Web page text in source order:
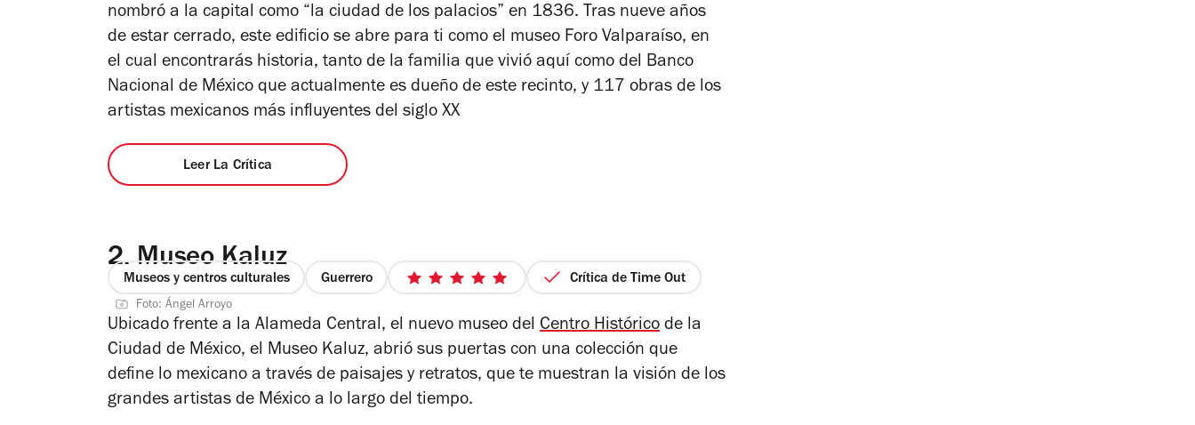
nombró a la capital como “la ciudad de los palacios” en 1836. Tras nueve años
de estar cerrado, este edificio se abre para ti como el museo Foro Valparaíso, en
el cual encontrarás historia, tanto de la familia que vivió aquí como del Banco
Nacional de México que actualmente es dueño de este recinto, y 117 obras de los
artistas mexicanos más influyentes del siglo XX
Leer La Crítica
2. Museo Kaluz
Museos y centros culturales Guerrero
5
5
estrellas
Crítica de Time Out
Foto: Ángel Arroyo
Ubicado frente a la Alameda Central, el nuevo museo del Centro Histórico de la
Ciudad de México, el Museo Kaluz, abrió sus puertas con una colección que
define lo mexicano a través de paisajes y retratos, que te muestran la visión de los
grandes artistas de México a lo largo del tiempo.